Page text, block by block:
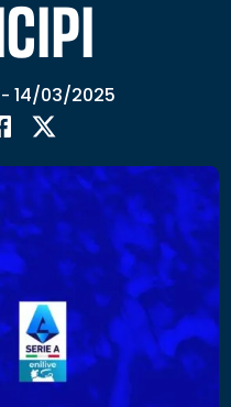
- 14/03/2025